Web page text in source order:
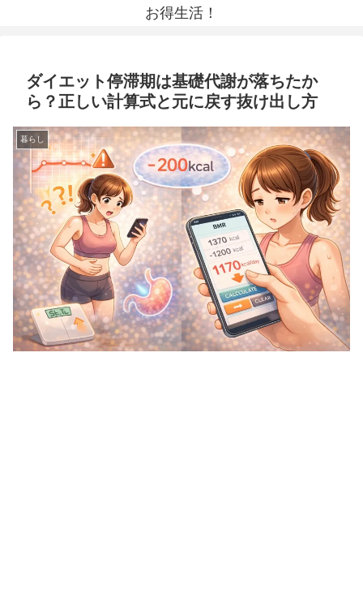
お得生活！
ダイエット停滞期は基礎代謝が落ちたか
ら？正しい計算式と元に戻す抜け出し方
暮らし